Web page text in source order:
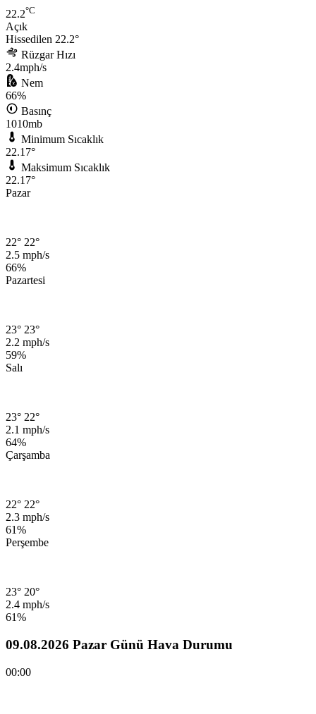
22.2°C
Açık
Hissedilen 22.2°
Rüzgar Hızı
2.4mph/s
Nem
66%
Basınç
1010mb
Minimum Sıcaklık
22.17°
Maksimum Sıcaklık
22.17°
Pazar
22° 22°
2.5 mph/s
66%
Pazartesi
23° 23°
2.2 mph/s
59%
Salı
23° 22°
2.1 mph/s
64%
Çarşamba
22° 22°
2.3 mph/s
61%
Perşembe
23° 20°
2.4 mph/s
61%
09.08.2026 Pazar Günü Hava Durumu
00:00